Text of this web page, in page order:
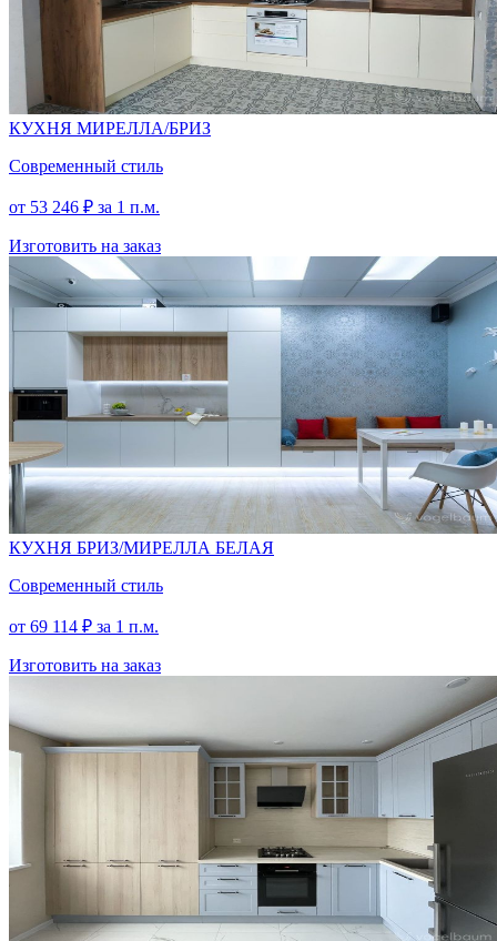
КУХНЯ МИРЕЛЛА/БРИЗ
Современный стиль
от 53 246 ₽ за 1 п.м.
Изготовить на заказ
КУХНЯ БРИЗ/МИРЕЛЛА БЕЛАЯ
Современный стиль
от 69 114 ₽ за 1 п.м.
Изготовить на заказ